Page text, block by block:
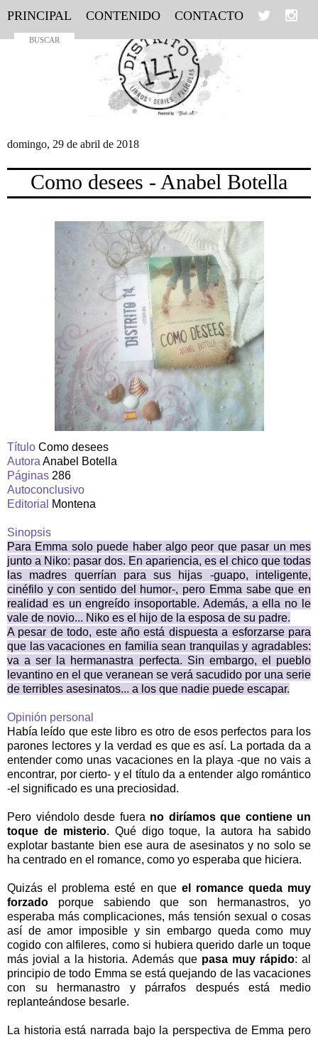
PRINCIPAL CONTENIDO CONTACTO
domingo, 29 de abril de 2018
Como desees - Anabel Botella
Título Como desees
Autora Anabel Botella
Páginas 286
Autoconclusivo
Editorial
Montena
Sinopsis
Para Emma solo puede haber algo peor que pasar un mes
junto a Niko: pasar dos. En apariencia, es el chico que todas
las madres querrían para sus hijas -guapo, inteligente,
cinéfilo y con sentido del humor-, pero Emma sabe que en
realidad es un engreído insoportable. Además, a ella no le
vale de novio... Niko es el hijo de la esposa de su padre.
A pesar de todo, este año está dispuesta a esforzarse para
que las vacaciones en familia sean tranquilas y agradables:
va a ser la hermanastra perfecta. Sin embargo, el pueblo
levantino en el que veranean se verá sacudido por una serie
de terribles asesinatos... a los que nadie puede escapar.
Opinión personal
Había leído que este libro es otro de esos perfectos para los
parones lectores y la verdad es que es así. La portada da a
entender como unas vacaciones en la playa -que no vais a
encontrar, por cierto- y el título da a entender algo romántico
-el significado es una preciosidad.
Pero viéndolo desde fuera no diríamos que contiene un
toque de misterio. Qué digo toque, la autora ha sabido
explotar bastante bien ese aura de asesinatos y no solo se
ha centrado en el romance, como yo esperaba que hiciera.
Quizás el problema esté en queel romance queda muy
forzado porque sabiendo que son hermanastros, yo
esperaba más complicaciones, más tensión sexual o cosas
así de amor imposible y sin embargo queda como muy
cogido con alfileres, como si hubiera querido darle un toque
más jovial a la historia. Además que pasa muy rápido: al
principio de todo Emma se está quejando de las vacaciones
con su hermanastro y párrafos después está medio
replanteándose besarle.
La historia está narrada bajo la perspectiva de Emma pero